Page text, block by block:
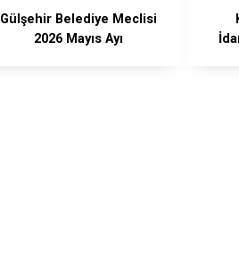
Gülşehir Belediye Meclisi
2026 Mayıs Ayı